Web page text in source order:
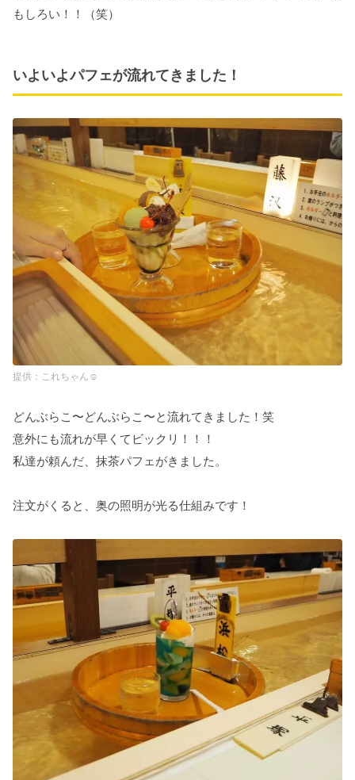
もしろい！！（笑）
いよいよパフェが流れてきました！
これちゃん☺︎
どんぶらこ〜どんぶらこ〜と流れてきました！笑
意外にも流れが早くてビックリ！！！
私達が頼んだ、抹茶パフェがきました。
注文がくると、奥の照明が光る仕組みです！